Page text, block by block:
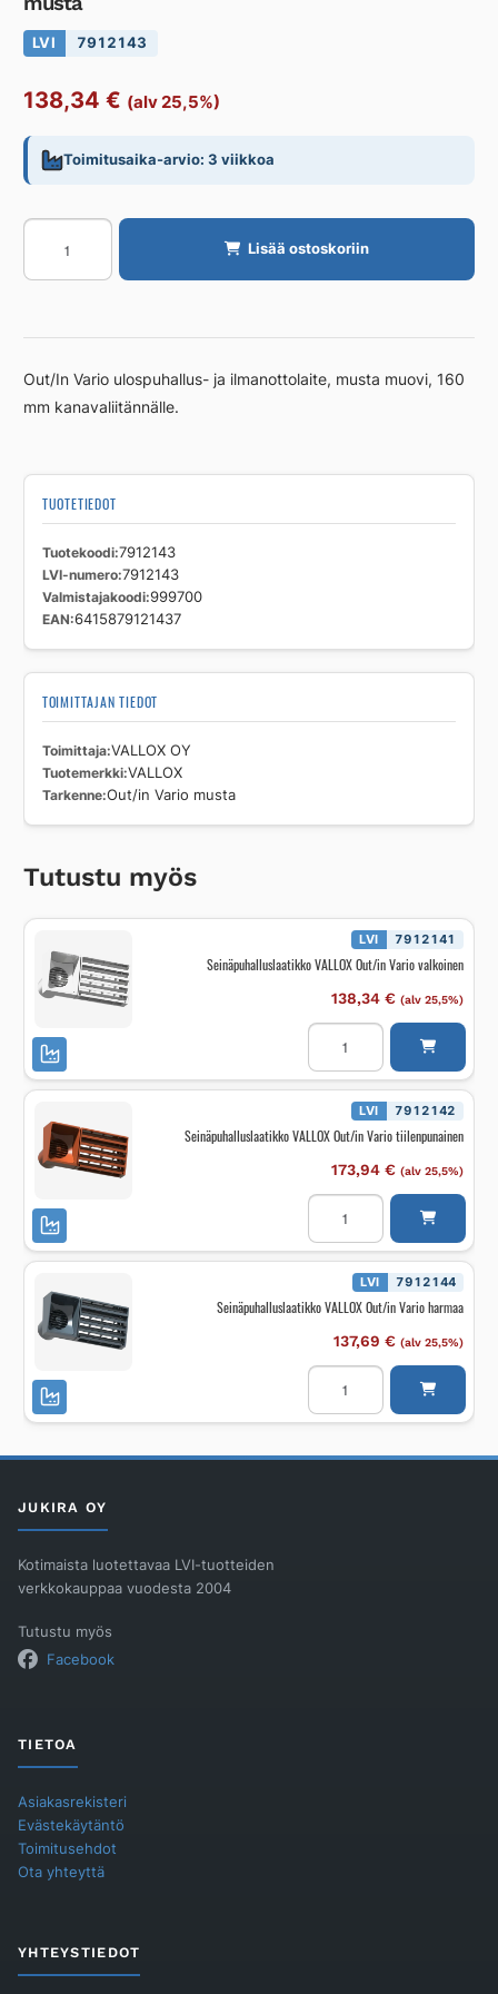
LVI 7912143
138,34 € (alv 25,5%)
Toimitusaika-arvio: 3 viikkoa
Seinäpuhalluslaatikko
VALLOX
Out/in
Lisää ostoskoriin
Out/In Vario ulospuhallus- ja ilmanottolaite, musta muovi, 160
mm kanavaliitännälle.
TUOTETIEDOT
Tuotekoodi 7912143
LVI-numero 7912143
Valmistajakoodi 999700
EAN 6415879121437
TOIMITTAJAN TIEDOT
Toimittaja VALLOX OY
Tuotemerkki VALLOX
Tarkenne Out/in Vario musta
Tutustu myös
LVI 7912141
Seinäpuhalluslaatikko VALLOX Out/in Vario valkoinen
138,34 € (alv 25,5%)
Seinäpuhalluslaatikko
VALLOX
Vario
valkoinen
määrä LVI 7912142
Seinäpuhalluslaatikko VALLOX Out/in Vario tiilenpunainen
173,94 € (alv 25,5%)
Seinäpuhalluslaatikko
VALLOX
Vario
tiilenpunainen
LVI 7912144
Seinäpuhalluslaatikko VALLOX Out/in Vario harmaa
137,69 € (alv 25,5%)
Seinäpuhalluslaatikko
VALLOX
Vario
JUKIRA OY
Kotimaista luotettavaa LVI-tuotteiden
verkkokauppaa vuodesta 2004
Tutustu myös
Facebook
TIETOA
Asiakasrekisteri
Evästekäytäntö
Toimitusehdot
Ota yhteyttä
YHTEYSTIEDOT